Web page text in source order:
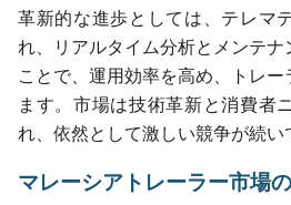
革新的な進歩としては、テレマ
れ、リアルタイム分析とメンテ
ことで、運用効率を高め、トレ
ます。市場は技術革新と消費者
れ、依然として激しい競争が続い
マレーシアトレーラー市場